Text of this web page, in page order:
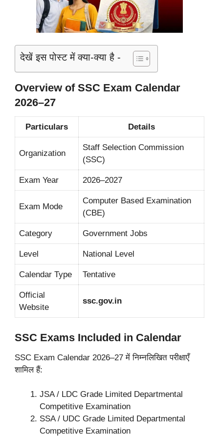
देखें इस पोस्ट में क्या-क्या है -
Overview of SSC Exam Calendar
2026–27
Particulars Details
Organization
Staff Selection Commission
(SSC)
Exam Year 2026–2027
Exam Mode
Computer Based Examination
(CBE)
Category Government Jobs
Level National Level
Calendar Type Tentative
Official
Website
ssc.gov.in
SSC Exams Included in Calendar
SSC Exam Calendar 2026–27 में निम्नलिखित परीक्षाएँ
शामिल हैं:
JSA / LDC Grade Limited Departmental
Competitive Examination
SSA / UDC Grade Limited Departmental
Competitive Examination